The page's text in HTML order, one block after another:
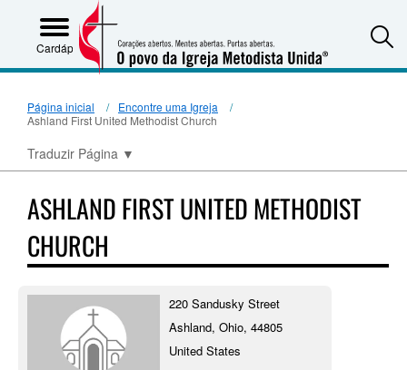
Cardápio
Página inicial
Encontre uma Igreja
Ashland First United Methodist Church
Traduzir Página ▼
ASHLAND FIRST UNITED METHODIST
CHURCH
220 Sandusky Street
Ashland, Ohio, 44805
United States